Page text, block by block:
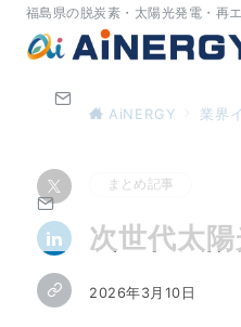
福島県の脱炭素・太陽光発電・再
AiNERGY 業界
まとめ記事
次世代太
2026年3月10日